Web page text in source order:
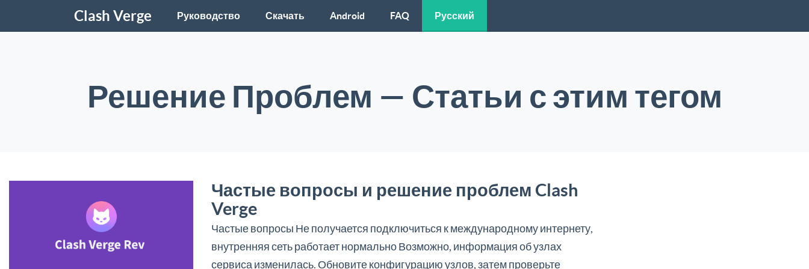
Clash Verge Руководство Скачать Android FAQ Русский
Решение Проблем — Статьи с этим тегом
Частые вопросы и решение проблем Clash
Verge
Частые вопросы Не получается подключиться к международному интернету,
внутренняя сеть работает нормально Возможно, информация об узлах
сервиса изменилась. Обновите конфигурацию узлов, затем проверьте